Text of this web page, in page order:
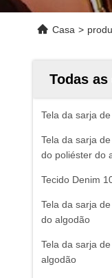
Casa >
Todas
Tela da sarja
Tela da sarja
do poliéster do
Tecido Denim
Tela da sarja
do algodão
Tela da sarja
algodão